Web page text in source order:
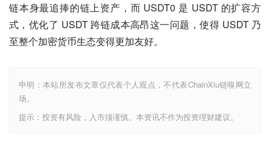
链本身最追捧的链上资产，而 USDT0 是 USDT 的扩容方
式，优化了 USDT 跨链成本高昂这一问题，使得 USDT 乃
至整个加密货币生态变得更加友好。
申明：本站所发布文章仅代表个人观点，不代表ChainXiu链嗅网立
场。
提示：投资有风险，入市须谨慎。本资讯不作为投资理财建议。